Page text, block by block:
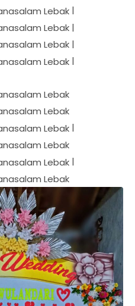
|
|
|
|
|
|